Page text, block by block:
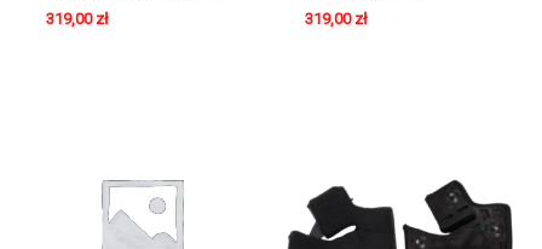
319,00 zł 319,00 zł